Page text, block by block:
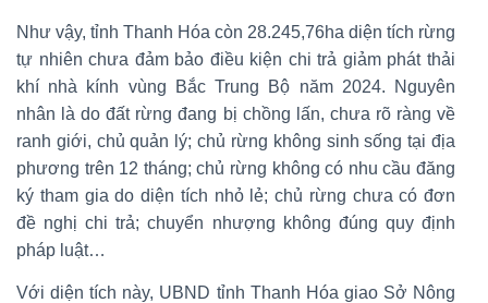
Như vậy, tỉnh Thanh Hóa còn 28.245,76ha diện tích rừng
tự nhiên chưa đảm bảo điều kiện chi trả giảm phát thải
khí nhà kính vùng Bắc Trung Bộ năm 2024. Nguyên
nhân là do đất rừng đang bị chồng lấn, chưa rõ ràng về
ranh giới, chủ quản lý; chủ rừng không sinh sống tại địa
phương trên 12 tháng; chủ rừng không có nhu cầu đăng
ký tham gia do diện tích nhỏ lẻ; chủ rừng chưa có đơn
đề nghị chi trả; chuyển nhượng không đúng quy định
pháp luật…
Với diện tích này, UBND tỉnh Thanh Hóa giao Sở Nông